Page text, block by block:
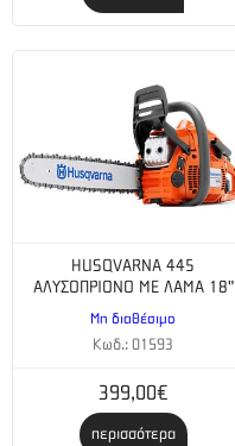
HUSQVARNA 445
ΑΛΥΣΟΠΡΙΟΝΟ ΜΕ ΛΑΜΑ 18"
Μη διαθέσιμο
Κωδ.: 01593
399,00€
περισσότερα